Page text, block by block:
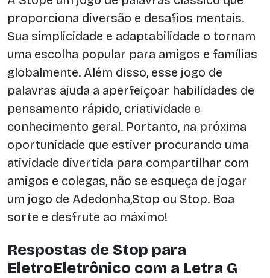
proporciona diversão e desafios mentais.
Sua simplicidade e adaptabilidade o tornam
uma escolha popular para amigos e famílias
globalmente. Além disso, esse jogo de
palavras ajuda a aperfeiçoar habilidades de
pensamento rápido, criatividade e
conhecimento geral. Portanto, na próxima
oportunidade que estiver procurando uma
atividade divertida para compartilhar com
amigos e colegas, não se esqueça de jogar
um jogo de Adedonha,Stop ou Stop. Boa
sorte e desfrute ao máximo!
Respostas de Stop para
EletroEletrônico com a Letra G